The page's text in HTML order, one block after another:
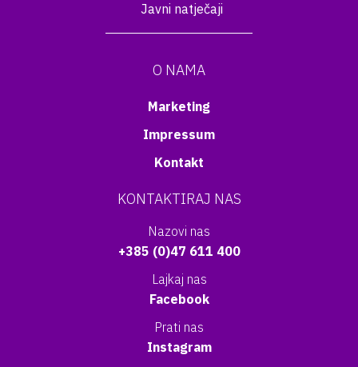
Javni natječaji
O NAMA
Marketing
Impressum
Kontakt
KONTAKTIRAJ NAS
Nazovi nas
+385 (0)47 611 400
Lajkaj nas
Facebook
Prati nas
Instagram